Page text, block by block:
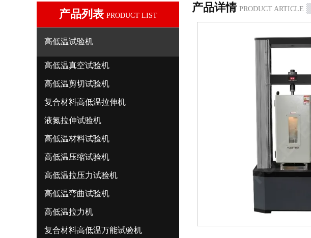
产品列表 PRODUCT LIST
高低温试验机
高低温真空试验机
高低温剪切试验机
复合材料高低温拉伸机
液氮拉伸试验机
高低温材料试验机
高低温压缩试验机
高低温拉压力试验机
高低温弯曲试验机
高低温拉力机
复合材料高低温万能试验机
产品详情 PRODUCT ARTICLE